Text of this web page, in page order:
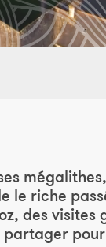
riche
des visites